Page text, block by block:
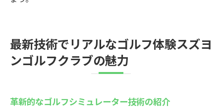
最新技術でリアルなゴルフ体験スズヨ
ンゴルフクラブの魅力
革新的なゴルフシミュレーター技術の紹介